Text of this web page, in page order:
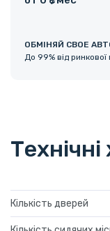
ОБМІНЯЙ СВОЕ
До 99% від ринкової
Кількість дверей